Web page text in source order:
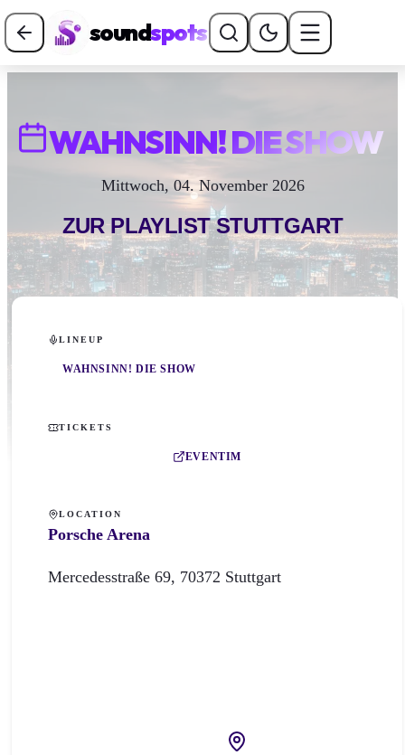
soundspots
WAHNSINN! DIE SHOW
Mittwoch, 04. November 2026
ZUR PLAYLISTSTUTTGART
LINEUP
WAHNSINN! DIE SHOW
TICKETS
EVENTIM
LOCATION
Porsche Arena
Mercedesstraße 69, 70372 Stuttgart